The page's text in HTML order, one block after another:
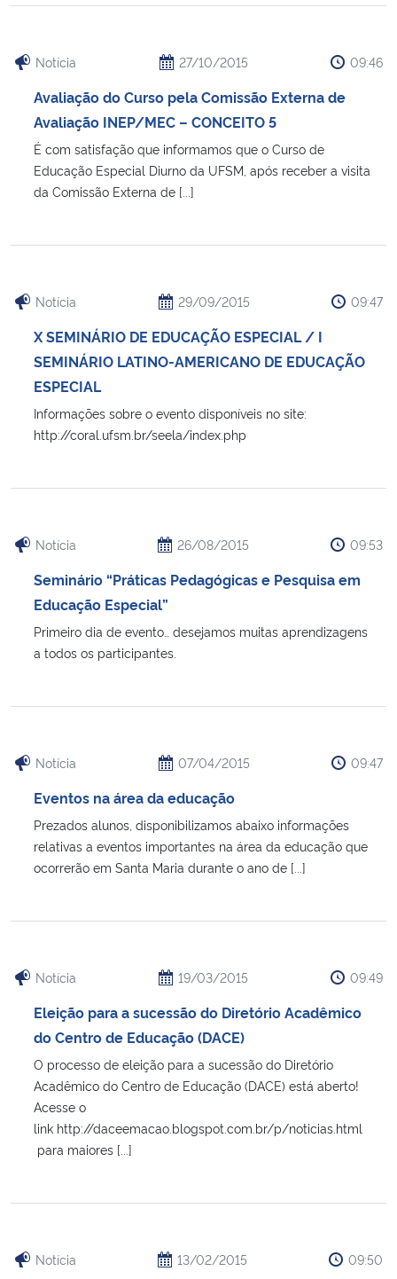
Notícia 27/10/2015 09:46
Avaliação do Curso pela Comissão Externa de
Avaliação INEP/MEC – CONCEITO 5
É com satisfação que informamos que o Curso de
Educação Especial Diurno da UFSM, após receber a visita
da Comissão Externa de [...]
Notícia 29/09/2015 09:47
X SEMINÁRIO DE EDUCAÇÃO ESPECIAL / I
SEMINÁRIO LATINO-AMERICANO DE EDUCAÇÃO
ESPECIAL
Informações sobre o evento disponíveis no site:
http://coral.ufsm.br/seela/index.php
Notícia 26/08/2015 09:53
Seminário “Práticas Pedagógicas e Pesquisa em
Educação Especial”
Primeiro dia de evento… desejamos muitas aprendizagens
a todos os participantes.
Notícia 07/04/2015 09:47
Eventos na área da educação
Prezados alunos, disponibilizamos abaixo informações
relativas a eventos importantes na área da educação que
ocorrerão em Santa Maria durante o ano de [...]
Notícia 19/03/2015 09:49
Eleição para a sucessão do Diretório Acadêmico
do Centro de Educação (DACE)
O processo de eleição para a sucessão do Diretório
Acadêmico do Centro de Educação (DACE) está aberto!
Acesse o
link http://daceemacao.blogspot.com.br/p/noticias.html
para maiores [...]
Notícia 13/02/2015 09:50